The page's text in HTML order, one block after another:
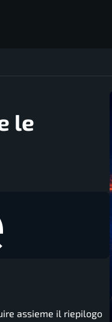
le
assieme il riepilogo